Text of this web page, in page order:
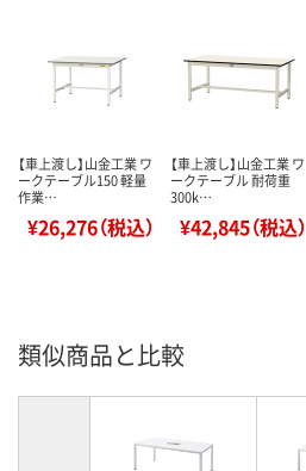
【車上渡し】山金工業 ワ
ークテーブル150 軽量
作業…
¥26,276（税込）
【車上渡し】山金工業 ワ
ークテーブル 耐荷重
300k…
¥42,845（税込）
類似商品と比較